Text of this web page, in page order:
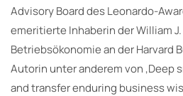
Advisory Board des Leonardo-
emeritierte Inhaberin der William
Betriebsökonomie an der Harvard
Autorin unter anderem von ‚Deep
and transfer enduring business